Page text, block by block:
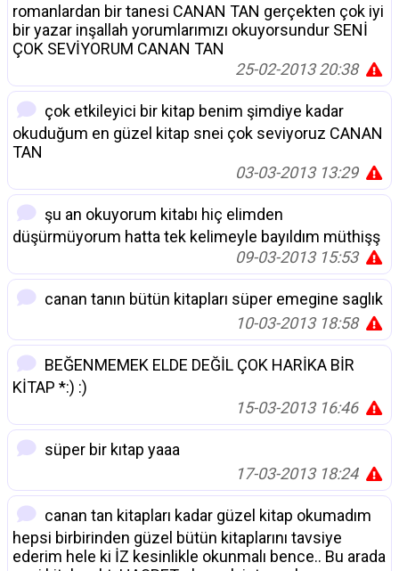
romanlardan bir tanesi CANAN TAN gerçekten çok iyi
bir yazar inşallah yorumlarımızı okuyorsundur SENİ
ÇOK SEVİYORUM CANAN TAN
25-02-2013 20:38
çok etkileyici bir kitap benim şimdiye kadar
okuduğum en güzel kitap snei çok seviyoruz CANAN
TAN
03-03-2013 13:29
şu an okuyorum kitabı hiç elimden
düşürmüyorum hatta tek kelimeyle bayıldım müthişş
09-03-2013 15:53
canan tanın bütün kitapları süper emegine saglık
10-03-2013 18:58
BEĞENMEMEK ELDE DEĞİL ÇOK HARİKA BİR
KİTAP *:) :)
15-03-2013 16:46
süper bir kıtap yaaa
17-03-2013 18:24
canan tan kitapları kadar güzel kitap okumadım
hepsi birbirinden güzel bütün kitaplarını tavsiye
ederim hele ki İZ kesinlikle okunmalı bence.. Bu arada